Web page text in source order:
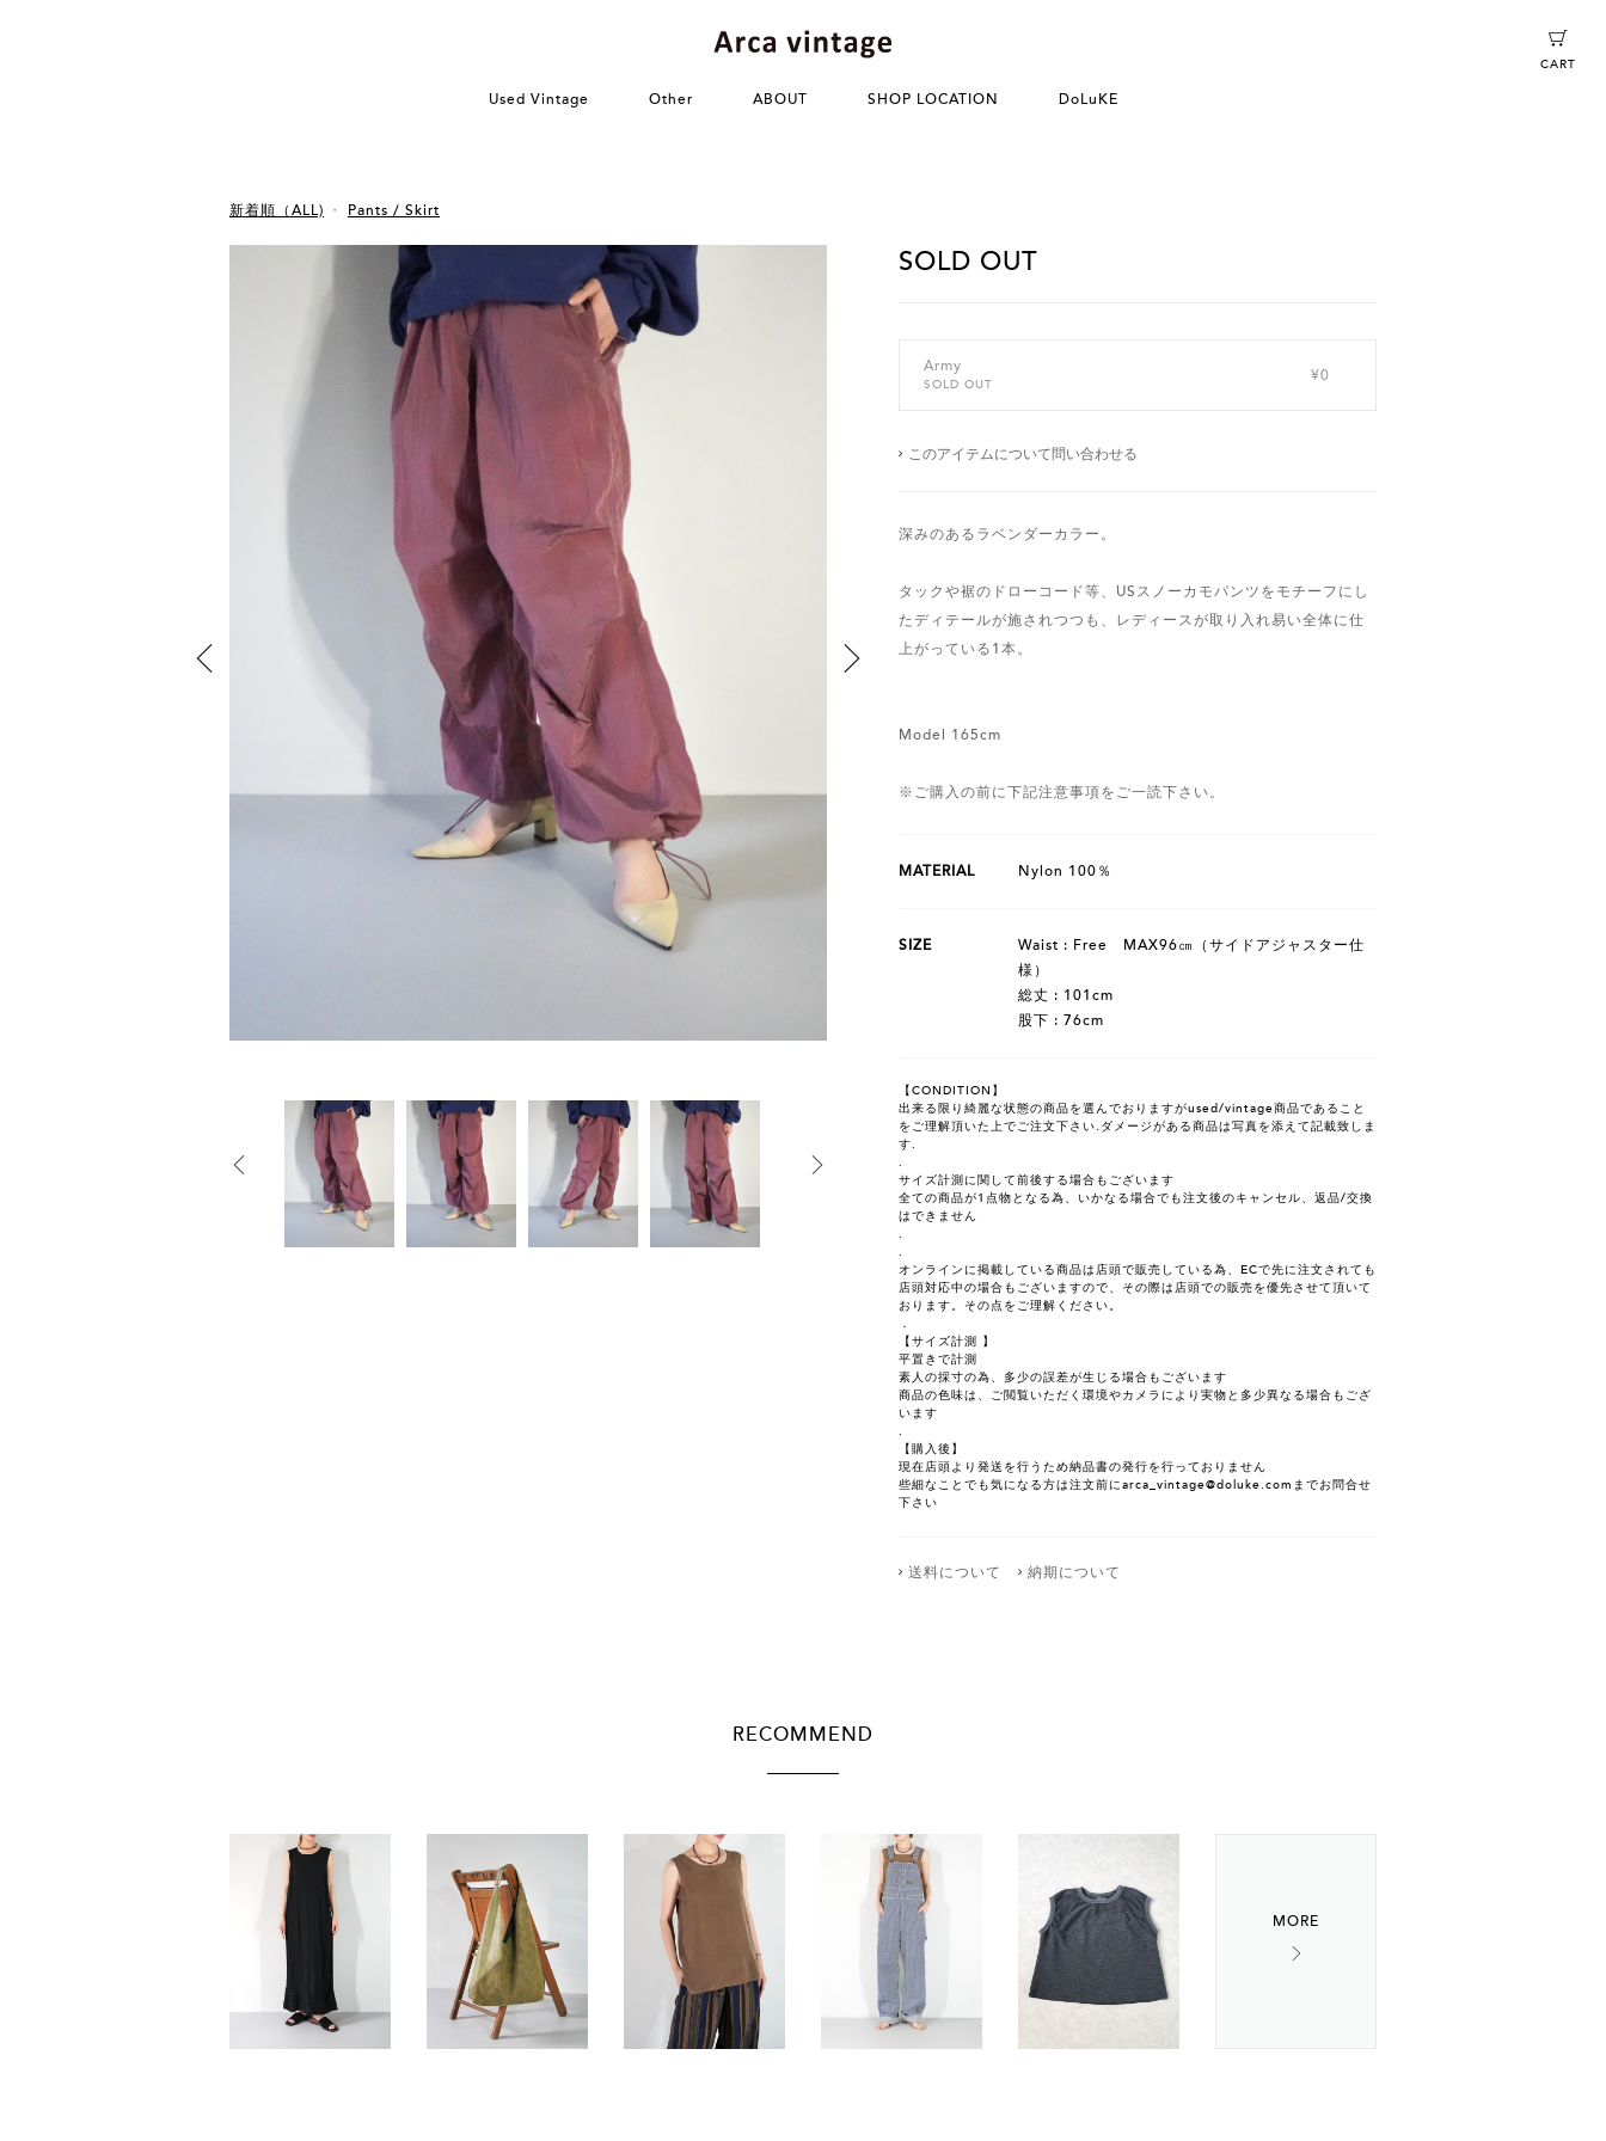
Used Vintage Other ABOUT SHOP LOCATION DoLuKE
CART
新着順（ALL) Pants / Skirt
SOLD OUT
Army
SOLD OUT
¥0
このアイテムについて問い合わせる
深みのあるラベンダーカラー。
タックや裾のドローコード等、USスノーカモパンツをモチーフにし
たディテールが施されつつも、レディースが取り入れ易い全体に仕
上がっている1本。
Model 165cm
※ご購入の前に下記注意事項をご一読下さい。
MATERIAL Nylon 100％
SIZE
Waist : Free MAX96㎝（サイドアジャスター仕
様）
総丈 : 101cm
股下 : 76cm
【CONDITION】
出来る限り綺麗な状態の商品を選んでおりますがused/vintage商品であること
をご理解頂いた上でご注文下さい.ダメージがある商品は写真を添えて記載致しま
す.
.
サイズ計測に関して前後する場合もございます
全ての商品が1点物となる為、いかなる場合でも注文後のキャンセル、返品/交換
はできません
.
.
オンラインに掲載している商品は店頭で販売している為、ECで先に注文されても
店頭対応中の場合もございますので、その際は店頭での販売を優先させて頂いて
おります。その点をご理解ください。
．
【サイズ計測 】
平置きで計測
素人の採寸の為、多少の誤差が生じる場合もございます
商品の色味は、ご閲覧いただく環境やカメラにより実物と多少異なる場合もござ
います
.
【購入後】
現在店頭より発送を行うため納品書の発行を行っておりません
些細なことでも気になる方は注文前にarca_vintage@doluke.comまでお問合せ
下さい
送料について 納期について
RECOMMEND